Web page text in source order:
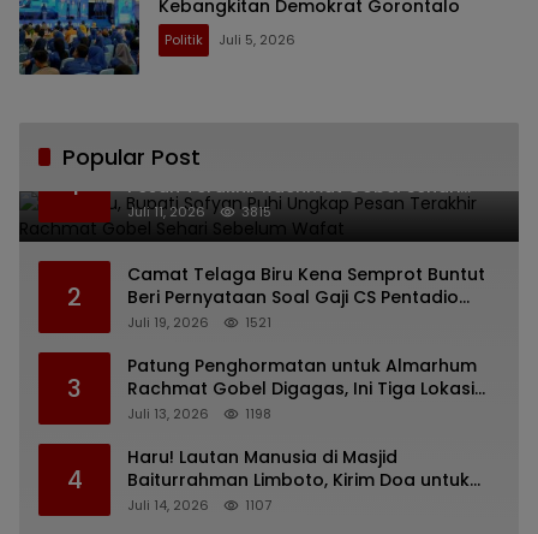
Kebangkitan Demokrat Gorontalo
Politik Juli 5, 2026
Popular Post
1
Bikin Haru, Bupati Sofyan Puhi Ungkap
Pesan Terakhir Rachmat Gobel Sehari
Sebelum Wafat
Juli 11, 2026 3815
2
Camat Telaga Biru Kena Semprot Buntut
Beri Pernyataan Soal Gaji CS Pentadio
Barat yang Nunggak
Juli 19, 2026 1521
3
Patung Penghormatan untuk Almarhum
Rachmat Gobel Digagas, Ini Tiga Lokasi
yang Diusulkan
Juli 13, 2026 1198
4
Haru! Lautan Manusia di Masjid
Baiturrahman Limboto, Kirim Doa untuk
Almarhum Rachmat Gobel
Juli 14, 2026 1107